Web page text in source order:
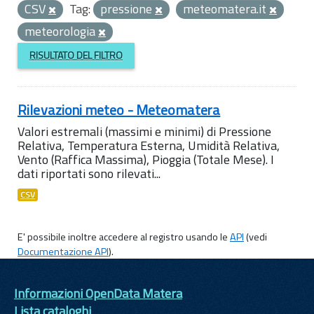
CSV
Tag: pressione
meteomatera.it
meteorologia
RISULTATO DEL FILTRO
Rilevazioni meteo - Meteomatera
Valori estremali (massimi e minimi) di Pressione
Relativa, Temperatura Esterna, Umidità Relativa,
Vento (Raffica Massima), Pioggia (Totale Mese). I
dati riportati sono rilevati...
CSV
E' possibile inoltre accedere al registro usando leAPI(vedi
Documentazione API).
Informazioni OpenData Matera